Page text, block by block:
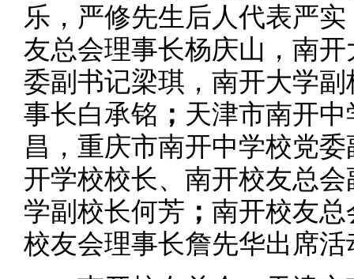
乐，严修先生后人代表严实
友总会理事长杨庆山，南
委副书记梁琪，南开大学
事长白承铭 ； 天津市南开
昌，重庆市南开中学校党
开学校校长、南开校友总
学副校长何芳 ； 南开校友
校友会理事长詹先华出席活